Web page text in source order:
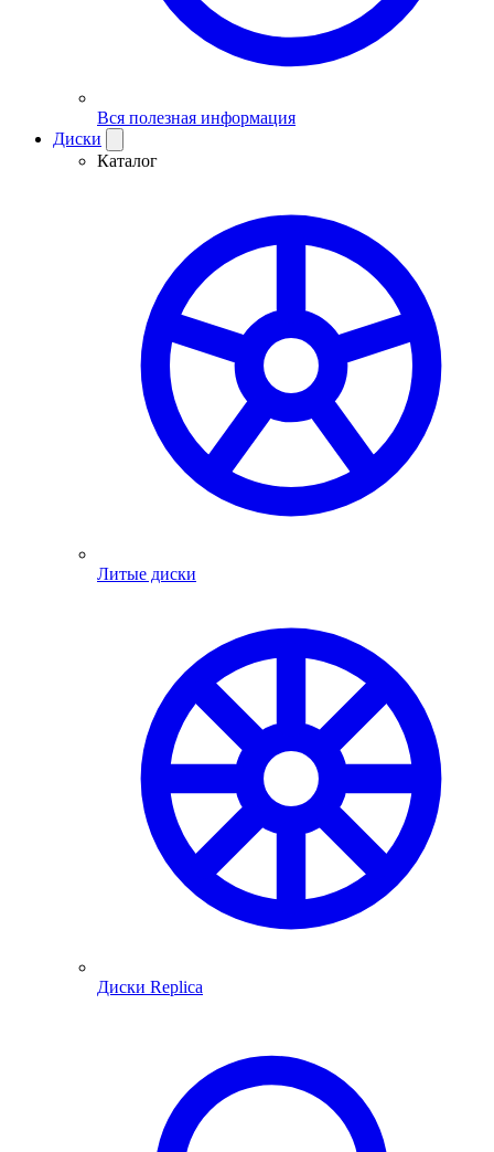
Вся полезная информация
Диски
Каталог
Литые диски
Диски Replica